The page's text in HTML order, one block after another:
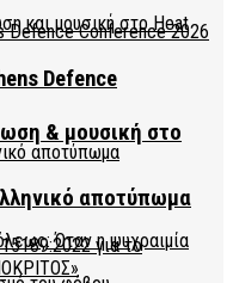
& μουσική στο
Defence
αποτύπωμα